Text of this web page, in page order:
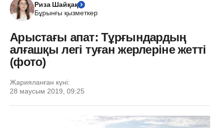
Риза Шайқақ
Бұрынғы қызметкер
Арыстағы апат: Тұрғындардың
алғашқы легі туған жерлеріне жетті
(фото)
Жарияланған күні:
28 маусым 2019, 09:25